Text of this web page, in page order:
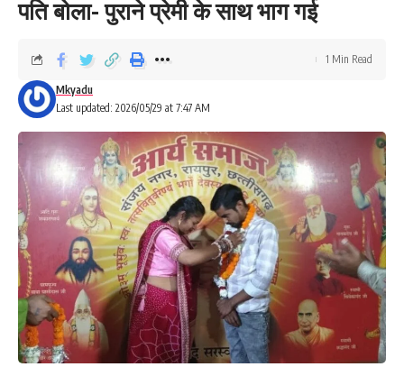
पति बोला- पुराने प्रेमी के साथ भाग गई
Last updated: 2026/05/29 at 7:47 AM
Mkyadu
1 Min Read